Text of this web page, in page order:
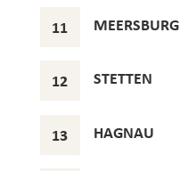
11 MEERSBURG
12 STETTEN
13 HAGNAU